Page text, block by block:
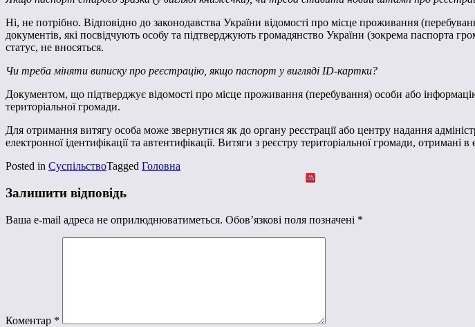
Ні, не потрібно. Відповідно до законодавства України відомості про місце проживання
документів, які посвідчують особу та підтверджують громадянство України (зокрема паспорта
статус, не вносяться.
Чи треба міняти виписку про реєстрацію, якщо паспорт у вигляді ІD-картки?
Документом, що підтверджує відомості про місце проживання (перебування) особи або
територіальної громади.
Для отримання витягу особа може звернутися як до органу реєстрації або центру надання
електронної ідентифікації та автентифікації. Витяги з реєстру територіальної громади,
Posted in СуспільствоTagged Головна
Залишити відповідь
Ваша e-mail адреса не оприлюднюватиметься. Обов’язкові поля позначені *
Коментар *